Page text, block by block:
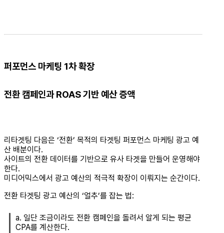
퍼포먼스 마케팅 1차 확장
전환 캠페인과 ROAS 기반 예산 증액
리타겟팅 다음은 ‘전환’ 목적의 타겟팅 퍼포먼스 마케팅 광고 예
산 배분이다.
사이트의 전환 데이터를 기반으로 유사 타겟을 만들어 운영해야
한다.
미디어믹스에서 광고 예산의 적극적 확장이 이뤄지는 순간이다.
전환 타겟팅 광고 예산의 ‘얼추’를 잡는 법:
a. 일단 조금이라도 전환 캠페인을 돌려서 알게 되는 평균
CPA를 계산한다.